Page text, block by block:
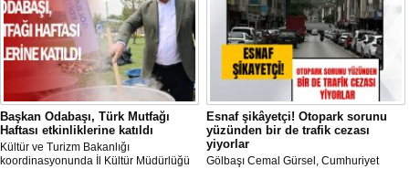
Başkan Odabaşı, Türk Mutfağı
Haftası etkinliklerine katıldı
Kültür ve Turizm Bakanlığı
koordinasyonunda İl Kültür Müdürlüğü
Esnaf şikâyetçi! Otopark sorunu
yüzünden bir de trafik cezası
yiyorlar
Gölbaşı Cemal Gürsel, Cumhuriyet